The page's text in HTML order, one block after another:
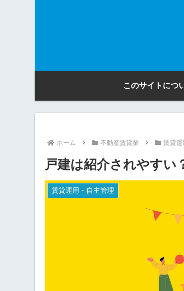
このサイトにつ
ホーム 不動産賃貸業 賃貸運
戸建は紹介されやすい
賃貸運用・自主管理